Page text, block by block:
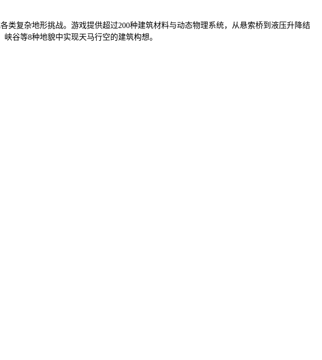
复杂地形挑战。游戏提供超过200种建筑材料与动态物理系统，从悬索桥到液压升降结
谷等8种地貌中实现天马行空的建筑构想。